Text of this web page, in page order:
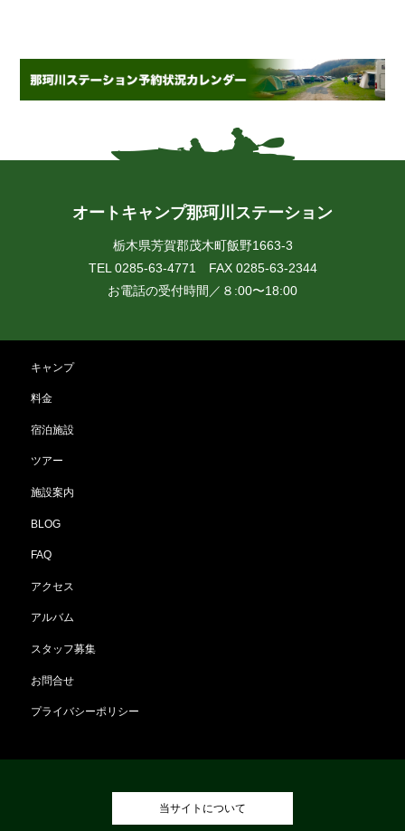
オートキャンプ那珂川ステーション
栃木県芳賀郡茂木町飯野1663-3
TEL 0285-63-4771 FAX 0285-63-2344
お電話の受付時間／８:00〜18:00
キャンプ
料金
宿泊施設
ツアー
施設案内
BLOG
FAQ
アクセス
アルバム
スタッフ募集
お問合せ
プライバシーポリシー
当サイトについて